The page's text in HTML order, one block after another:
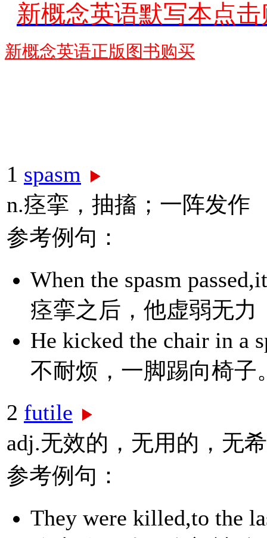
新概念英语默写本点
新概念英语正版图书购买
1 spasm
n.痉挛，抽搐；一阵发作
参考例句：
When the spasm
痉挛之后，他虚弱无力
He kicked the chair in a
不耐烦，一脚踢向椅子
2 futile
adj.无效的，无用的，无
参考例句：
They were killed,to the